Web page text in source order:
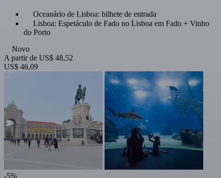
Oceanário de Lisboa: bilhete de entrada
Lisboa: Espetáculo de Fado no Lisboa em Fado + Vinho
do Porto
Novo
A partir de US$ 48,52
US$ 46,09
-5%